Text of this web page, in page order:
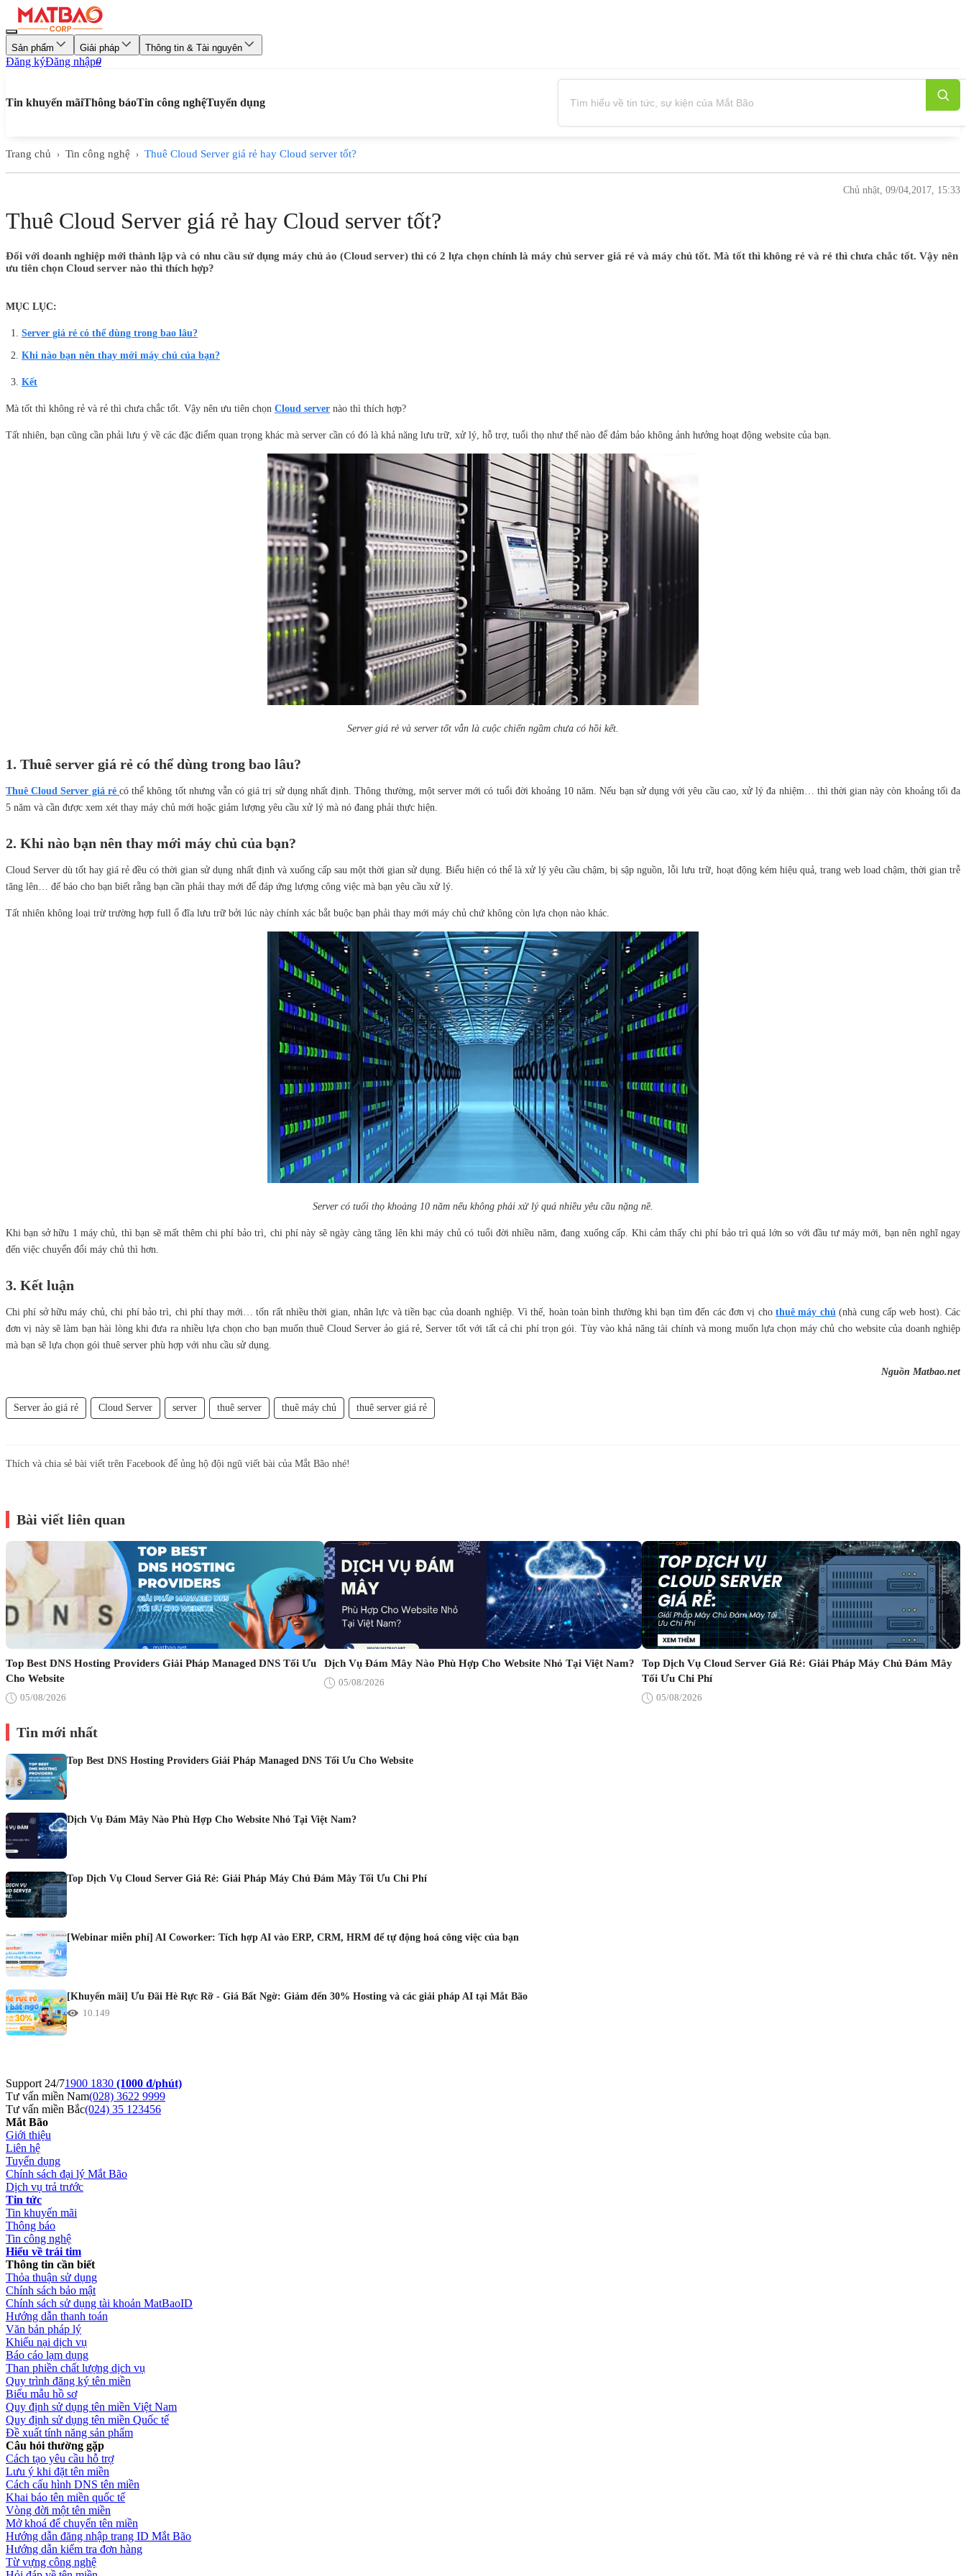
Sản phẩm Giải pháp Thông tin & Tài nguyên
Đăng kýĐăng nhập0
Tin khuyến mãiThông báoTin công nghệTuyển dụng
Trang chủ › Tin công nghệ › Thuê Cloud Server giá rẻ hay Cloud server tốt?
Chủ nhật, 09/04,2017, 15:33
Thuê Cloud Server giá rẻ hay Cloud server tốt?
Đối với doanh nghiệp mới thành lập và có nhu cầu sử dụng máy chủ ảo (Cloud server) thì có 2 lựa chọn chính là máy chủ server giá rẻ và máy chủ tốt. Mà tốt thì không rẻ và rẻ thì chưa chắc tốt. Vậy nên
ưu tiên chọn Cloud server nào thì thích hợp?
MỤC LỤC:
Server giá rẻ có thể dùng trong bao lâu?
Khi nào bạn nên thay mới máy chủ của bạn?
Kết
Mà tốt thì không rẻ và rẻ thì chưa chắc tốt. Vậy nên ưu tiên chọn Cloud server nào thì thích hợp?
Tất nhiên, bạn cũng cần phải lưu ý về các đặc điểm quan trọng khác mà server cần có đó là khả năng lưu trữ, xử lý, hỗ trợ, tuổi thọ như thế nào để đảm bảo không ảnh hưởng hoạt động website của bạn.
Server giá rẻ và server tốt vẫn là cuộc chiến ngầm chưa có hồi kết.
1. Thuê server giá rẻ có thể dùng trong bao lâu?
Thuê Cloud Server giá rẻ có thể không tốt nhưng vẫn có giá trị sử dụng nhất định. Thông thường, một server mới có tuổi đời khoảng 10 năm. Nếu bạn sử dụng với yêu cầu cao, xử lý đa nhiệm… thì thời gian này còn khoảng tối đa
5 năm và cần được xem xét thay máy chủ mới hoặc giảm lượng yêu cầu xử lý mà nó đang phải thực hiện.
2. Khi nào bạn nên thay mới máy chủ của bạn?
Cloud Server dù tốt hay giá rẻ đều có thời gian sử dụng nhất định và xuống cấp sau một thời gian sử dụng. Biểu hiện có thể là xử lý yêu cầu chậm, bị sập nguồn, lỗi lưu trữ, hoạt động kém hiệu quả, trang web load chậm, thời gian trễ
tăng lên… đế báo cho bạn biết rằng bạn cần phải thay mới để đáp ứng lượng công việc mà bạn yêu cầu xử lý.
Tất nhiên không loại trừ trường hợp full ổ đĩa lưu trữ bởi lúc này chính xác bắt buộc bạn phải thay mới máy chủ chứ không còn lựa chọn nào khác.
Server có tuổi thọ khoảng 10 năm nếu không phải xử lý quá nhiều yêu cầu nặng nề.
Khi bạn sở hữu 1 máy chủ, thì bạn sẽ mất thêm chi phí bảo trì, chi phí này sẽ ngày càng tăng lên khi máy chủ có tuổi đời nhiều năm, đang xuống cấp. Khi cảm thấy chi phí bảo trì quá lớn so với đầu tư máy mới, bạn nên nghĩ ngay
đến việc chuyển đổi máy chủ thì hơn.
3. Kết luận
Chi phí sở hữu máy chủ, chi phí bảo trì, chi phí thay mới… tốn rất nhiều thời gian, nhân lực và tiền bạc của doanh nghiệp. Vì thế, hoàn toàn bình thường khi bạn tìm đến các đơn vị chothuê máy chủ(nhà cung cấp web host). Các
đơn vị này sẽ làm bạn hài lòng khi đưa ra nhiều lựa chọn cho bạn muốn thuê Cloud Server ảo giá rẻ, Server tốt với tất cả chi phí trọn gói. Tùy vào khả năng tài chính và mong muốn lựa chọn máy chủ cho website của doanh nghiệp
mà bạn sẽ lựa chọn gói thuê server phù hợp với nhu cầu sử dụng.
Nguồn Matbao.net
Server ảo giá rẻ Cloud Server server thuê server thuê máy chủ thuê server giá rẻ
Thích và chia sẻ bài viết trên Facebook để ủng hộ đội ngũ viết bài của Mắt Bão nhé!
Bài viết liên quan
Top Best DNS Hosting Providers Giải Pháp Managed DNS Tối Ưu
Cho Website
05/08/2026
Dịch Vụ Đám Mây Nào Phù Hợp Cho Website Nhỏ Tại Việt Nam?
05/08/2026
Top Dịch Vụ Cloud Server Giá Rẻ: Giải Pháp Máy Chủ Đám Mây
Tối Ưu Chi Phí
05/08/2026
Tin mới nhất
Top Best DNS Hosting Providers Giải Pháp Managed DNS Tối Ưu Cho Website
Dịch Vụ Đám Mây Nào Phù Hợp Cho Website Nhỏ Tại Việt Nam?
Top Dịch Vụ Cloud Server Giá Rẻ: Giải Pháp Máy Chủ Đám Mây Tối Ưu Chi Phí
[Webinar miễn phí] AI Coworker: Tích hợp AI vào ERP, CRM, HRM để tự động hoá công việc của bạn
[Khuyến mãi] Ưu Đãi Hè Rực Rỡ - Giá Bất Ngờ: Giảm đến 30% Hosting và các giải pháp AI tại Mắt Bão
10.149
Support 24/71900 1830 (1000 đ/phút)
Tư vấn miền Nam(028) 3622 9999
Tư vấn miền Bắc(024) 35 123456
Mắt Bão
Giới thiệu
Liên hệ
Tuyển dụng
Chính sách đại lý Mắt Bão
Dịch vụ trả trước
Tin tức
Tin khuyến mãi
Thông báo
Tin công nghệ
Hiểu về trái tim
Thông tin cần biết
Thỏa thuận sử dụng
Chính sách bảo mật
Chính sách sử dụng tài khoản MatBaoID
Hướng dẫn thanh toán
Văn bản pháp lý
Khiếu nại dịch vụ
Báo cáo lạm dụng
Than phiền chất lượng dịch vụ
Quy trình đăng ký tên miền
Biểu mẫu hồ sơ
Quy định sử dụng tên miền Việt Nam
Quy định sử dụng tên miền Quốc tế
Đề xuất tính năng sản phẩm
Câu hỏi thường gặp
Cách tạo yêu cầu hỗ trợ
Lưu ý khi đặt tên miền
Cách cấu hình DNS tên miền
Khai báo tên miền quốc tế
Vòng đời một tên miền
Mở khoá để chuyển tên miền
Hướng dẫn đăng nhập trang ID Mắt Bão
Hướng dẫn kiểm tra đơn hàng
Từ vựng công nghệ